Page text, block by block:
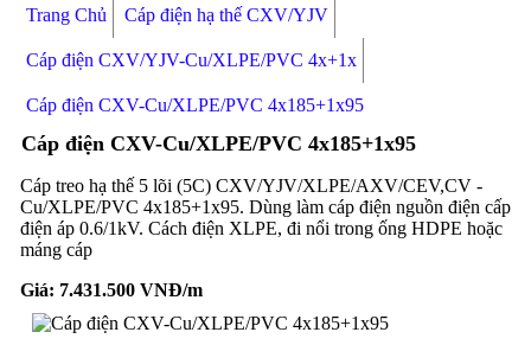
Trang Chủ Cáp điện hạ thế CXV/YJV
Cáp điện CXV/YJV-Cu/XLPE/PVC 4x+1x
Cáp điện CXV-Cu/XLPE/PVC 4x185+1x95
Cáp điện CXV-Cu/XLPE/PVC 4x185+1x95
Cáp treo hạ thế 5 lõi (5C) CXV/YJV/XLPE/AXV/CEV,CV -
Cu/XLPE/PVC 4x185+1x95. Dùng làm cáp điện nguồn điện cấp
điện áp 0.6/1kV. Cách điện XLPE, đi nổi trong ống HDPE hoặc
máng cáp
Giá: 7.431.500VNĐ/m